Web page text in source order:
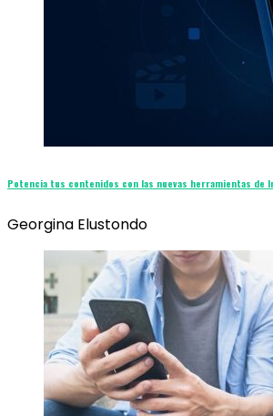
Potencia tus contenidos con las nuevas herramientas de
Georgina Elustondo